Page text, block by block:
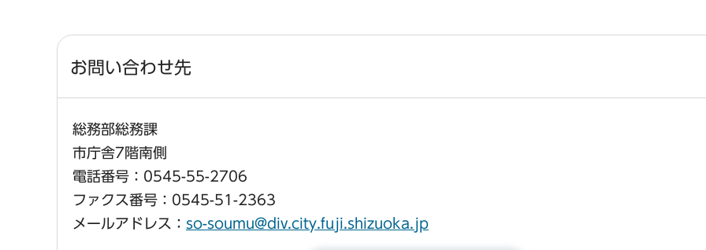
お問い合わせ先
総務部総務課
市庁舎7階南側
電話番号：0545-55-2706
ファクス番号：0545-51-2363
メールアドレス： so-soumu@div.city.fuji.shizuoka.jp